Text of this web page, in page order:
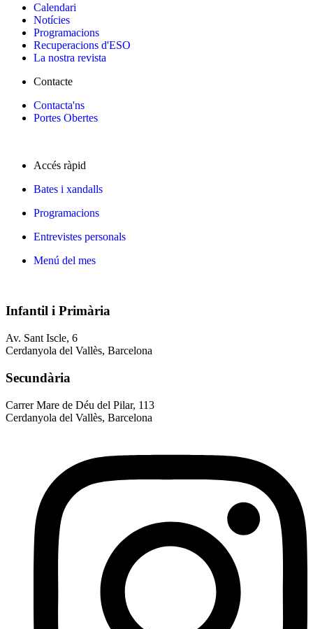
Calendari
Notícies
Programacions
Recuperacions d'ESO
La nostra revista
Contacte
Contacta'ns
Portes Obertes
Accés ràpid
Bates i xandalls
Programacions
Entrevistes personals
Menú del mes
Infantil i Primària
Av. Sant Iscle, 6
Cerdanyola del Vallès, Barcelona
Secundària
Carrer Mare de Déu del Pilar, 113
Cerdanyola del Vallès, Barcelona